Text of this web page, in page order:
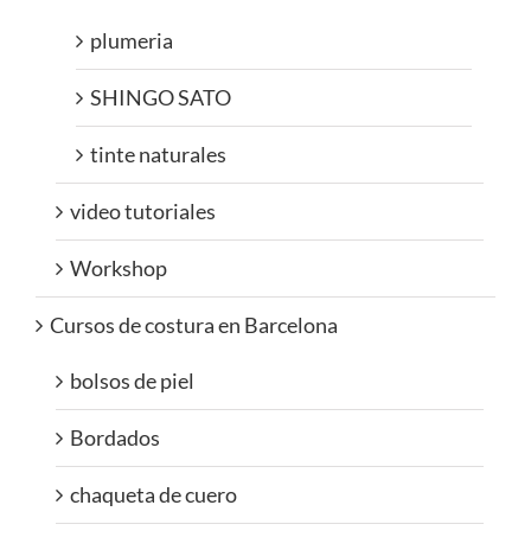
plumeria
SHINGO SATO
tinte naturales
video tutoriales
Workshop
Cursos de costura en Barcelona
bolsos de piel
Bordados
chaqueta de cuero